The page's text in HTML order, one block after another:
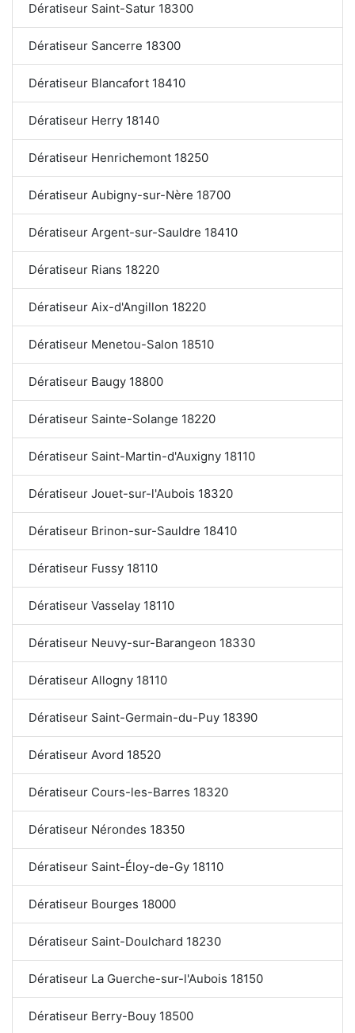
Dératiseur Saint-Satur 18300
Dératiseur Sancerre 18300
Dératiseur Blancafort 18410
Dératiseur Herry 18140
Dératiseur Henrichemont 18250
Dératiseur Aubigny-sur-Nère 18700
Dératiseur Argent-sur-Sauldre 18410
Dératiseur Rians 18220
Dératiseur Aix-d'Angillon 18220
Dératiseur Menetou-Salon 18510
Dératiseur Baugy 18800
Dératiseur Sainte-Solange 18220
Dératiseur Saint-Martin-d'Auxigny 18110
Dératiseur Jouet-sur-l'Aubois 18320
Dératiseur Brinon-sur-Sauldre 18410
Dératiseur Fussy 18110
Dératiseur Vasselay 18110
Dératiseur Neuvy-sur-Barangeon 18330
Dératiseur Allogny 18110
Dératiseur Saint-Germain-du-Puy 18390
Dératiseur Avord 18520
Dératiseur Cours-les-Barres 18320
Dératiseur Nérondes 18350
Dératiseur Saint-Éloy-de-Gy 18110
Dératiseur Bourges 18000
Dératiseur Saint-Doulchard 18230
Dératiseur La Guerche-sur-l'Aubois 18150
Dératiseur Berry-Bouy 18500